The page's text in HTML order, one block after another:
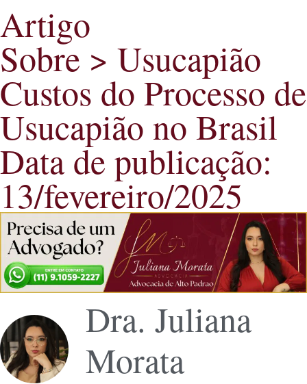
Artigo
Sobre > Usucapião
Custos do Processo de
Usucapião no Brasil
Data de publicação:
13/fevereiro/2025
Dra. Juliana
Morata